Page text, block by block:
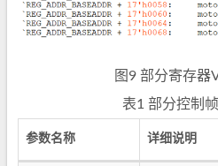
图9 部分寄存器
表1 部分控制
参数名称 详细说明